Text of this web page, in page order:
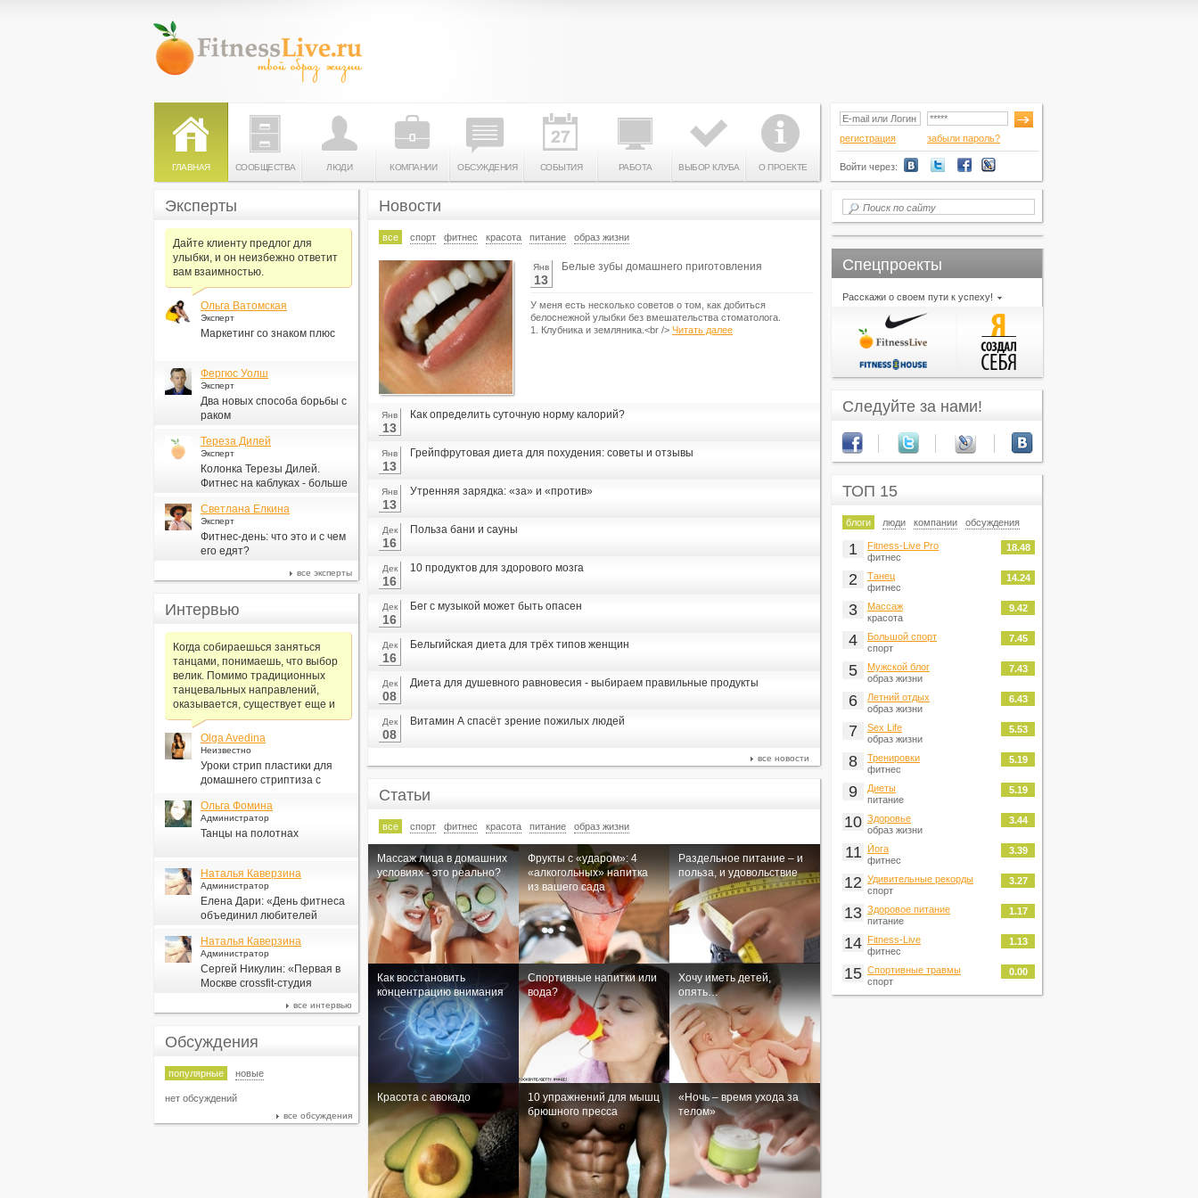
ГЛАВНАЯ СООБЩЕСТВА ЛЮДИ КОМПАНИИ ОБСУЖДЕНИЯ СОБЫТИЯ РАБОТА ВЫБОР КЛУБА О ПРОЕКТЕ
регистрация забыли пароль?
Войти через:
Новости
все спорт фитнес красота питание образ жизни
Янв
13
Белые зубы домашнего приготовления
У меня есть несколько советов о том, как добиться
белоснежной улыбки без вмешательства стоматолога.
1. Клубника и земляника.<br /> Читать далее
Янв
13
Как определить суточную норму калорий?
Янв
13
Грейпфрутовая диета для похудения: советы и отзывы
Янв
13
Утренняя зарядка: «за» и «против»
Дек
16
Польза бани и сауны
Дек
16
10 продуктов для здорового мозга
Дек
16
Бег с музыкой может быть опасен
Дек
16
Бельгийская диета для трёх типов женщин
Дек
08
Диета для душевного равновесия - выбираем правильные продукты
Дек
08
Витамин А спасёт зрение пожилых людей
все новости
Статьи
все спорт фитнес красота питание образ жизни
Массаж лица в домашних
условиях - это реально?
Фрукты с «ударом»: 4
«алкогольных» напитка
из вашего сада
Раздельное питание – и
польза, и удовольствие
Как восстановить
концентрацию внимания
Спортивные напитки или
вода?
Хочу иметь детей,
опять…
Красота с авокадо
10 упражнений для мышц
брюшного пресса
«Ночь – время ухода за
телом»
Эксперты
Дайте клиенту предлог для
улыбки, и он неизбежно ответит
вам взаимностью.
Ольга Ватомская
Эксперт
Маркетинг со знаком плюс
Фергюс Уолш
Эксперт
Два новых способа борьбы с
раком
Тереза Дилей
Эксперт
Колонка Терезы Дилей.
Фитнес на каблуках - больше
Светлана Елкина
Эксперт
Фитнес-день: что это и с чем
его едят?
все эксперты
Интервью
Когда собираешься заняться
танцами, понимаешь, что выбор
велик. Помимо традиционных
танцевальных направлений,
оказывается, существует еще и
Olga Avedina
Неизвестно
Уроки стрип пластики для
домашнего стриптиза с
Ольга Фомина
Администратор
Танцы на полотнах
Наталья Каверзина
Администратор
Елена Дари: «День фитнеса
объединил любителей
всей стране»
Наталья Каверзина
Администратор
Сергей Никулин: «Первая в
Москве сrossfit-студия
все интервью
Обсуждения
популярные новые
нет обсуждений
все обсуждения
Спецпроекты
Расскажи о своем пути к успеху!
Следуйте за нами!
ТОП 15
блоги люди компании обсуждения
1
Fitness-Live Pro
фитнес
18.48
2
Танец
фитнес
14.24
3
Массаж
красота
9.42
4
Большой спорт
спорт
7.45
5
Мужской блог
образ жизни
7.43
6
Летний отдых
образ жизни
6.43
7
Sex Life
образ жизни
5.53
8
Тренировки
фитнес
5.19
9
Диеты
питание
5.19
10 Здоровье
образ жизни
3.44
11
Йога
фитнес
3.39
12 Удивительные рекорды
спорт
3.27
13 Здоровое питание
питание
1.17
14 Fitness-Live
фитнес
1.13
15 Спортивные травмы
спорт
0.00